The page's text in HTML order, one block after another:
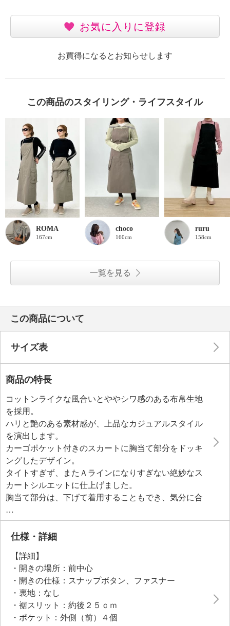
お気に入りに登録
お買得になるとお知らせします
この商品のスタイリング・ライフスタイル
ROMA
167cm
choco
160cm
ruru
158cm
一覧を見る
この商品について
サイズ表
商品の特長
コットンライクな風合いとややシワ感のある布帛生地
を採用。
ハリと艶のある素材感が、上品なカジュアルスタイル
を演出します。
カーゴポケット付きのスカートに胸当て部分をドッキ
ングしたデザイン。
タイトすぎず、またＡラインになりすぎない絶妙なス
カートシルエットに仕上げました。
胸当て部分は、下げて着用することもでき、気分に合
わせて着こなし方を楽しめます。
また、ボールペンなども収納できるポケット付きデザ
インで実用的。
す。
ウエストには胸当て部分が下がりすぎないようボタン
付きループをあしらいました。
後ろは飾りポケットとドットボタンでアクセントをプ
ラス。
仕様・詳細
【詳細】
・開きの場所：前中心
・開きの仕様：スナップボタン、ファスナー
・裏地：なし
・裾スリット：約後２５ｃｍ
・ポケット：外側（前）４個